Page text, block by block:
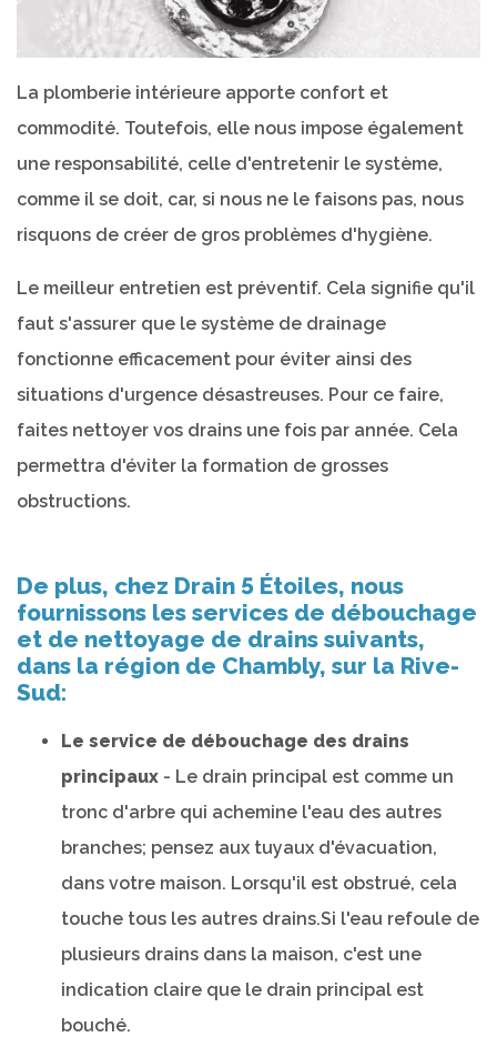
La plomberie intérieure apporte confort et
commodité. Toutefois, elle nous impose également
une responsabilité, celle d'entretenir le système,
comme il se doit, car, si nous ne le faisons pas, nous
risquons de créer de gros problèmes d'hygiène.
Le meilleur entretien est préventif. Cela signifie qu'il
faut s'assurer que le système de drainage
fonctionne efficacement pour éviter ainsi des
situations d'urgence désastreuses. Pour ce faire,
faites nettoyer vos drains une fois par année. Cela
permettra d'éviter la formation de grosses
obstructions.
De plus, chez Drain 5 Étoiles, nous
fournissons les services de débouchage
et de nettoyage de drains suivants,
dans la région de Chambly, sur la Rive-
Sud:
Le service de débouchage des drains
principaux - Le drain principal est comme un
tronc d'arbre qui achemine l'eau des autres
branches; pensez aux tuyaux d'évacuation,
dans votre maison. Lorsqu'il est obstrué, cela
touche tous les autres drains.Si l'eau refoule de
plusieurs drains dans la maison, c'est une
indication claire que le drain principal est
bouché.